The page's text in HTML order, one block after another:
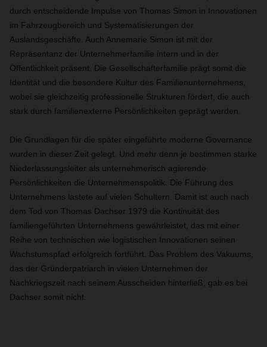
durch entscheidende Impulse von Thomas Simon in Innovationen
im Fahrzeugbereich und Systematisierungen der
Auslandsgeschäfte. Auch Annemarie Simon ist mit der
Repräsentanz der Unternehmerfamilie intern und in der
Öffentlichkeit präsent. Die Gesellschafterfamilie prägt somit die
Identität und die besondere Kultur des Familienunternehmens,
wobei sie gleichzeitig professionelle Strukturen fördert, die auch
stark durch familienexterne Persönlichkeiten geprägt werden.
Die Grundlagen für die später eingeführte moderne Governance
wurden in dieser Zeit gelegt. Und mehr denn je bestimmen starke
Niederlassungsleiter als unternehmerisch agierende
Persönlichkeiten die Unternehmenspolitik. Die Führung des
Unternehmens lastete auf vielen Schultern. Damit ist auch nach
dem Tod von Thomas Dachser 1979 die Kontinuität des
familiengeführten Unternehmens gewährleistet, das mit einer
Reihe von technischen wie logistischen Innovationen seinen
Wachstumspfad erfolgreich fortführt. Das Problem des Vakuums,
das der Gründerpatriarch in vielen Unternehmen der
Nachkriegszeit nach seinem Ausscheiden hinterließ, gab es bei
Dachser somit nicht.